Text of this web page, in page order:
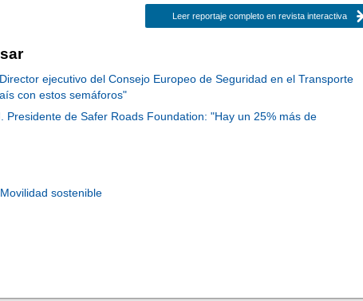
Leer reportaje completo en revista interactiva
ejecutivo del Consejo Europeo de Seguridad en el Transporte
con estos semáforos"
Presidente de Safer Roads Foundation: "Hay un 25% más de
Movilidad sostenible